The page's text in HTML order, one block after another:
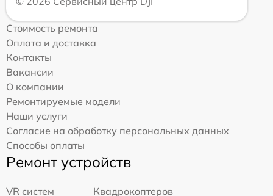
Стоимость ремонта
Оплата и доставка
Контакты
Вакансии
О компании
Ремонтируемые модели
Наши услуги
Согласие на обработку персональных данных
Способы оплаты
Ремонт устройств
VR систем
Квадрокоптеров